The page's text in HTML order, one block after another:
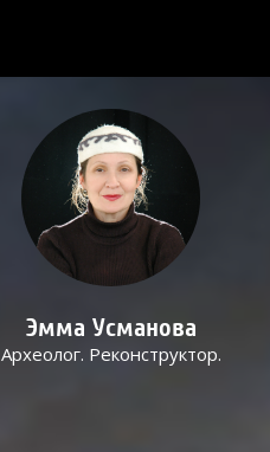
Эмма Усманова
Археолог. Реконструктор.